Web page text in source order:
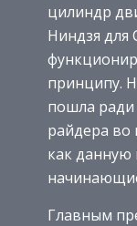
цилиндр
Ниндзя для
принципу.
пошла ради
райдера во
как данную
Главным